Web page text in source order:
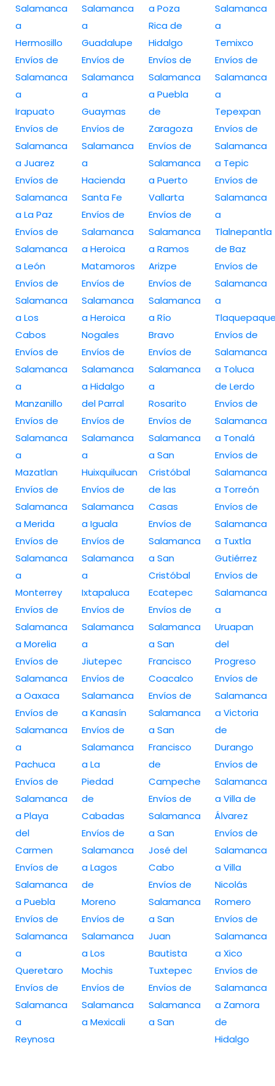
Salamanca
a
Hermosillo
Envíos de
Salamanca
a
Irapuato
Envíos de
Salamanca
a Juarez
Envíos de
Salamanca
a La Paz
Envíos de
Salamanca
a León
Envíos de
Salamanca
a Los
Cabos
Envíos de
Salamanca
a
Manzanillo
Envíos de
Salamanca
a
Mazatlan
Envíos de
Salamanca
a Merida
Envíos de
Salamanca
a
Monterrey
Envíos de
Salamanca
a Morelia
Envíos de
Salamanca
a Oaxaca
Envíos de
Salamanca
a
Pachuca
Envíos de
Salamanca
a Playa
del
Carmen
Envíos de
Salamanca
a Puebla
Envíos de
Salamanca
a
Queretaro
Envíos de
Salamanca
a
Reynosa
Salamanca
a
Guadalupe
Envíos de
Salamanca
a
Guaymas
Envíos de
Salamanca
a
Hacienda
Santa Fe
Envíos de
Salamanca
a Heroica
Matamoros
Envíos de
Salamanca
a Heroica
Nogales
Envíos de
Salamanca
a Hidalgo
del Parral
Envíos de
Salamanca
a
Huixquilucan
Envíos de
Salamanca
a Iguala
Envíos de
Salamanca
a
Ixtapaluca
Envíos de
Salamanca
a
Jiutepec
Envíos de
Salamanca
a Kanasín
Envíos de
Salamanca
a La
Piedad
de
Cabadas
Envíos de
Salamanca
a Lagos
de
Moreno
Envíos de
Salamanca
a Los
Mochis
Envíos de
Salamanca
a Mexicali
a Poza
Rica de
Hidalgo
Envíos de
Salamanca
a Puebla
de
Zaragoza
Envíos de
Salamanca
a Puerto
Vallarta
Envíos de
Salamanca
a Ramos
Arizpe
Envíos de
Salamanca
a Río
Bravo
Envíos de
Salamanca
a
Rosarito
Envíos de
Salamanca
a San
Cristóbal
de las
Casas
Envíos de
Salamanca
a San
Cristóbal
Ecatepec
Envíos de
Salamanca
a San
Francisco
Coacalco
Envíos de
Salamanca
a San
Francisco
de
Campeche
Envíos de
Salamanca
a San
José del
Cabo
Envíos de
Salamanca
a San
Juan
Bautista
Tuxtepec
Envíos de
Salamanca
a San
Salamanca
a
Temixco
Envíos de
Salamanca
a
Tepexpan
Envíos de
Salamanca
a Tepic
Envíos de
Salamanca
a
Tlalnepantla
de Baz
Envíos de
Salamanca
a
Envíos de
Salamanca
a Toluca
de Lerdo
Envíos de
Salamanca
a Tonalá
Envíos de
Salamanca
a Torreón
Envíos de
Salamanca
a Tuxtla
Gutiérrez
Envíos de
Salamanca
a
Uruapan
del
Progreso
Envíos de
Salamanca
a Victoria
de
Durango
Envíos de
Salamanca
a Villa de
Álvarez
Envíos de
Salamanca
a Villa
Nicolás
Romero
Envíos de
Salamanca
a Xico
Envíos de
Salamanca
a Zamora
de
Hidalgo